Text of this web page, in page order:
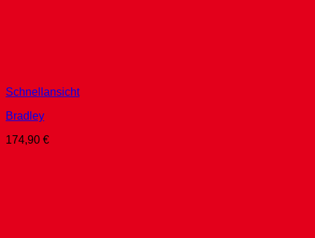
Schnellansicht
Bradley
174,90 €